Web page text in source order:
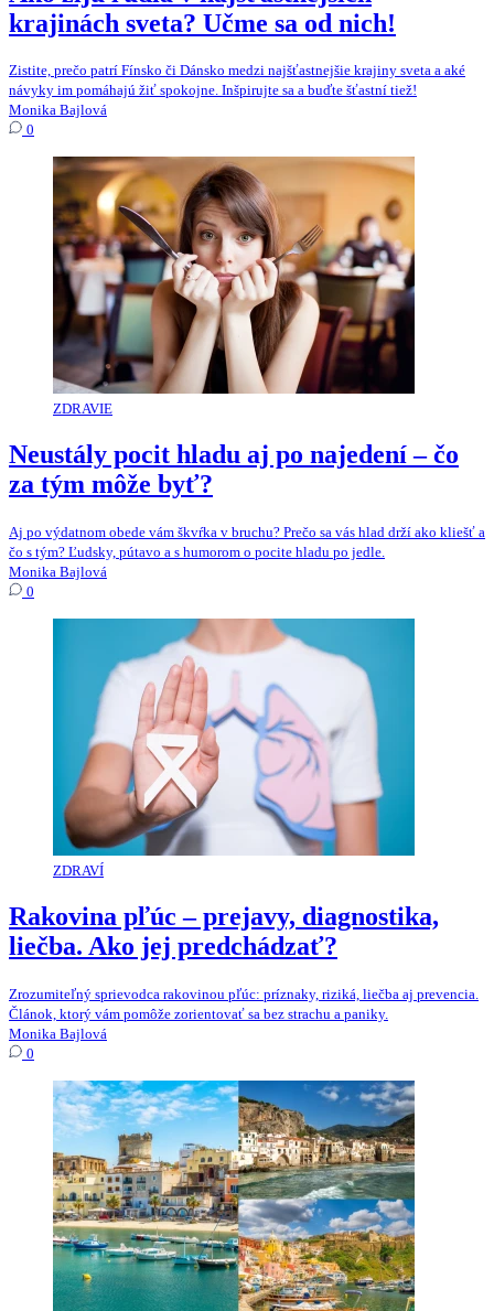
krajinách sveta? Učme sa od nich!
Zistite, prečo patrí Fínsko či Dánsko medzi najšťastnejšie krajiny sveta a aké
návyky im pomáhajú žiť spokojne. Inšpirujte sa a buďte šťastní tiež!
Monika Bajlová
0
ZDRAVIE
Neustály pocit hladu aj po najedení – čo
za tým môže byť?
Aj po výdatnom obede vám škvŕka v bruchu? Prečo sa vás hlad drží ako kliešť a
čo s tým? Ľudsky, pútavo a s humorom o pocite hladu po jedle.
Monika Bajlová
0
ZDRAVÍ
Rakovina pľúc – prejavy, diagnostika,
liečba. Ako jej predchádzať?
Zrozumiteľný sprievodca rakovinou pľúc: príznaky, riziká, liečba aj prevencia.
Článok, ktorý vám pomôže zorientovať sa bez strachu a paniky.
Monika Bajlová
0